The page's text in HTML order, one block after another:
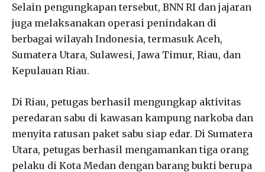
Selain pengungkapan tersebut, BNN RI dan jajaran
juga melaksanakan operasi penindakan di
berbagai wilayah Indonesia, termasuk Aceh,
Sumatera Utara, Sulawesi, Jawa Timur, Riau, dan
Kepulauan Riau.
Di Riau, petugas berhasil mengungkap aktivitas
peredaran sabu di kawasan kampung narkoba dan
menyita ratusan paket sabu siap edar. Di Sumatera
Utara, petugas berhasil mengamankan tiga orang
pelaku di Kota Medan dengan barang bukti berupa